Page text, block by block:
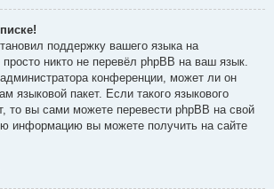
поддержку вашего языка на
никто не перевёл phpBB на ваш язык.
конференции, может ли он
языковой пакет. Если такого языкового
то вы сами можете перевести phpBB на свой
информацию вы можете получить на сайте